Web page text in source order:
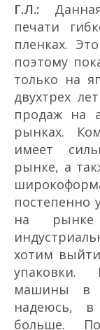
Г.Л.:
печати
пленках.
поэтому
только на
двух­трех
продаж на
рынках.
имеет
рынке, а
постепенно
на
хотим
упаковки.
машины в
надеюсь,
больше.